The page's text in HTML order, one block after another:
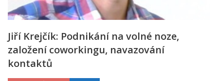
Jiří Krejčík: Podnikání na volné noze,
založení coworkingu, navazování
kontaktů